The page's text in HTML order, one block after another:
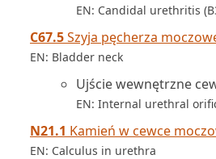
EN: Candidal urethritis
C67.5Szyja pęcherza
EN: Bladder neck
Ujście wewnętrzne
EN: Internal urethral
N21.1 Kamień w cewce
EN: Calculus in urethra